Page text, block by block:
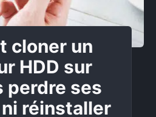
cloner un
HDD sur
perdre ses
réinstaller